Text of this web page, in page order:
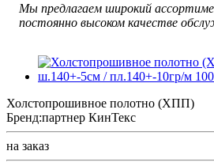
Мы предлагаем широкий
постоянно высоком качестве
Холстопрошивное полотно (ХПП)
Бренд:партнер КинТекс
на заказ